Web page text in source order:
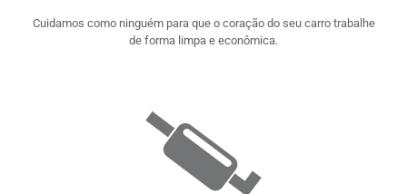
Cuidamos como ninguém para que o coração do seu carro trabalhe
de forma limpa e econômica.